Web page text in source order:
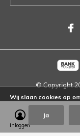
© Copyright
inloggen
Wij slaan cookies op
Ja